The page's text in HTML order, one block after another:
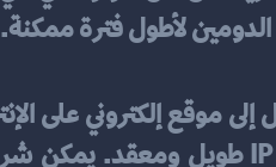
لأطول فترة ممكنة.